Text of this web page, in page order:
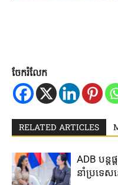
ចែករំលែក
RELATED ARTICLES
ADB បន្ត​
នាំ​ប្រទេស​